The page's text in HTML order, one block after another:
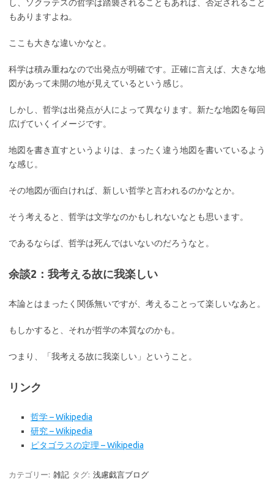
し、ソクラテスの哲学は踏襲されることもあれば、否定されること
もありますよね。
ここも大きな違いかなと。
科学は積み重ねなので出発点が明確です。正確に言えば、大きな地
図があって未開の地が見えているという感じ。
しかし、哲学は出発点が人によって異なります。新たな地図を毎回
広げていくイメージです。
地図を書き直すというよりは、まったく違う地図を書いているよう
な感じ。
その地図が面白ければ、新しい哲学と言われるのかなとか。
そう考えると、哲学は文学なのかもしれないなとも思います。
であるならば、哲学は死んではいないのだろうなと。
余談2：我考える故に我楽しい
本論とはまったく関係無いですが、考えることって楽しいなあと。
もしかすると、それが哲学の本質なのかも。
つまり、「我考える故に我楽しい」ということ。
リンク
哲学 – Wikipedia
研究 – Wikipedia
ピタゴラスの定理 – Wikipedia
カテゴリー: 雑記 タグ: 浅慮戯言ブログ